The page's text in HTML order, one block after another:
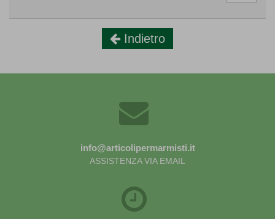
Indietro
info@articolipermarmisti.it
ASSISTENZA VIA EMAIL